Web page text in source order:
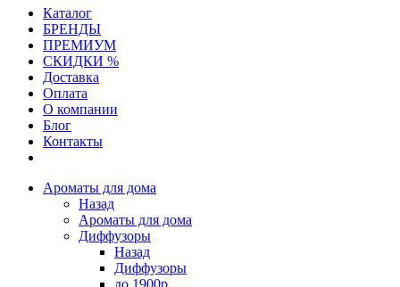
Каталог
БРЕНДЫ
ПРЕМИУМ
СКИДКИ %
Доставка
Оплата
О компании
Блог
Контакты
Ароматы для дома
Назад
Ароматы для дома
Диффузоры
Назад
Диффузоры
до 1900р